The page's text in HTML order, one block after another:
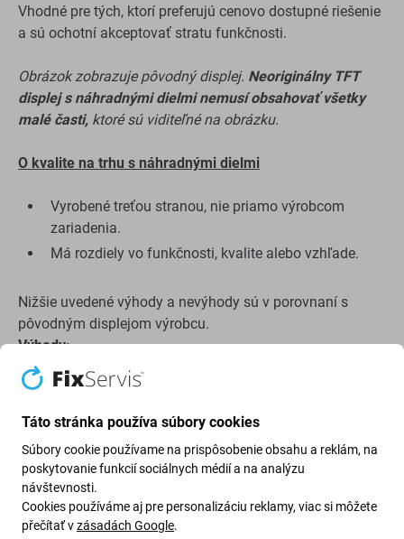
Vhodné pre tých, ktorí preferujú cenovo dostupné riešenie
a sú ochotní akceptovať stratu funkčnosti.
Obrázok zobrazuje pôvodný displej. Neoriginálny TFT
displej s náhradnými dielmi nemusí obsahovať všetky
malé časti, ktoré sú viditeľné na obrázku.
O kvalite na trhu s náhradnými dielmi
Vyrobené treťou stranou, nie priamo výrobcom
zariadenia.
Má rozdiely vo funkčnosti, kvalite alebo vzhľade.
Nižšie uvedené výhody a nevýhody sú v porovnaní s
pôvodným displejom výrobcu.
Výhody:
Nízka cena
Použitie technológie LCD
Nevýhody:
Menšia zobrazovacia plocha
Trochu vyšší spodný okraj
Táto stránka používa súbory cookies
Súbory cookie používame na prispôsobenie obsahu a reklám, na
poskytovanie funkcií sociálnych médií a na analýzu
návštevnosti.
Cookies používáme aj pre personalizáciu reklamy, viac si môžete
přečítať vzásadách Google.